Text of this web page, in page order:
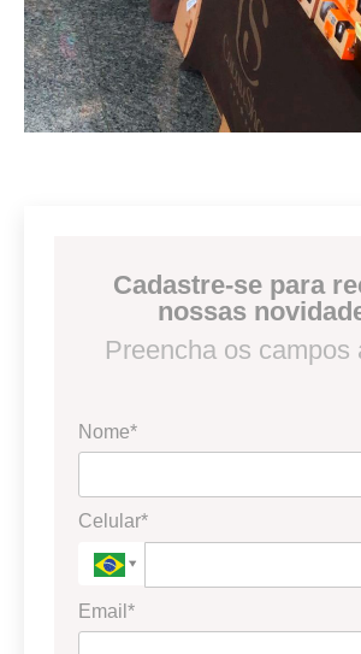
Cadastre-se para
nossas
Preencha os campos
Nome*
Celular*
Email*